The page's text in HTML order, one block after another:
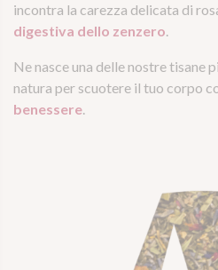
incontra la carezza delicata di
digestiva dello zenzero.
Ne nasce una delle nostre tisane
natura per scuotere il tuo corpo
benessere.